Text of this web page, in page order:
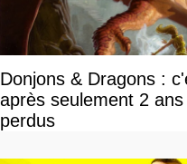
Donjons & Dragons :
après seulement 2
perdus